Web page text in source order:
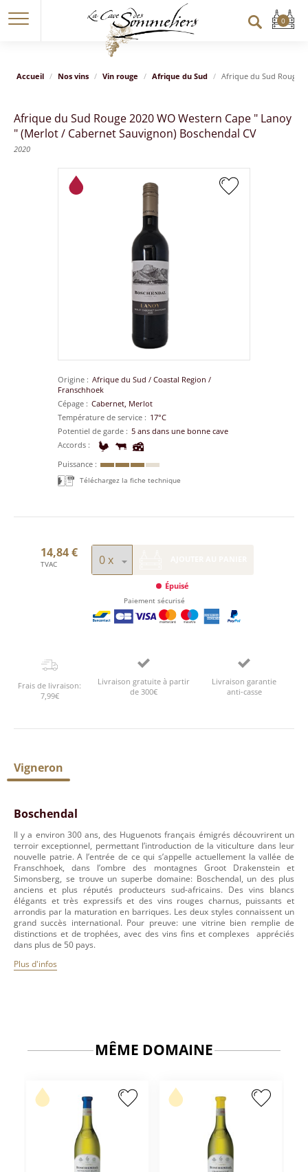
Accueil Nos vins Vin rouge Afrique du Sud Afrique du Sud Rouge
Afrique du Sud Rouge 2020 WO Western Cape " Lanoy
" (Merlot / Cabernet Sauvignon) Boschendal CV
2020
Origine Afrique du Sud / Coastal Region /
Franschhoek
Cépage
Cabernet, Merlot
Température de service
17°C
Potentiel de garde
5 ans dans une bonne cave
Accords
Puissance
Téléchargez la fiche technique
14,84 €
TVAC
Épuisé
Paiement sécurisé
Frais de livraison:
7,99€
Livraison gratuite à partir
de 300€
Livraison garantie
anti-casse
Vigneron
Boschendal
Il y a environ 300 ans, des Huguenots français émigrés découvrirent un
terroir exceptionnel, permettant l’introduction de la viticulture dans leur
nouvelle patrie. A l’entrée de ce qui s’appelle actuellement la vallée de
Franschhoek, dans l’ombre des montagnes Groot Drakenstein et
Simonsberg, se trouve un superbe domaine: Boschendal, un des plus
anciens et plus réputés producteurs sud-africains. Des vins blancs
élégants et très expressifs et des vins rouges charnus, puissants et
arrondis par la maturation en barriques. Les deux styles connaissent un
grand succès international. Pour preuve: une vitrine bien remplie de
distinctions et de trophées, avec des vins fins et complexes appréciés
dans plus de 50 pays.
Plus d'infos
MÊME DOMAINE